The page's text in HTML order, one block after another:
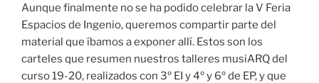
Aunque finalmente no se ha podido celebrar la V Feria
Espacios de Ingenio, queremos compartir parte del
material que íbamos a exponer allí. Estos son los
carteles que resumen nuestros talleres musiARQ del
curso 19-20, realizados con 3º EI y 4º y 6º de EP, y que